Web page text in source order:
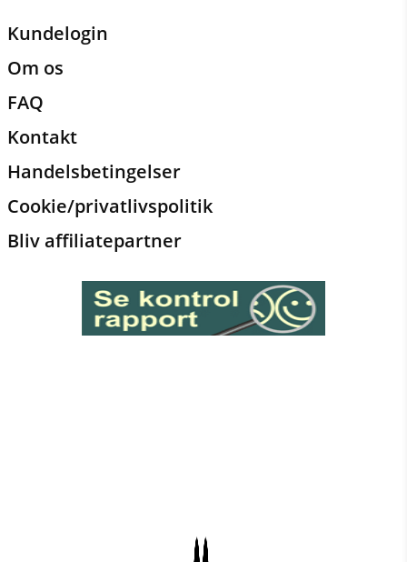
Kundelogin
Om os
FAQ
Kontakt
Handelsbetingelser
Cookie/privatlivspolitik
Bliv affiliatepartner